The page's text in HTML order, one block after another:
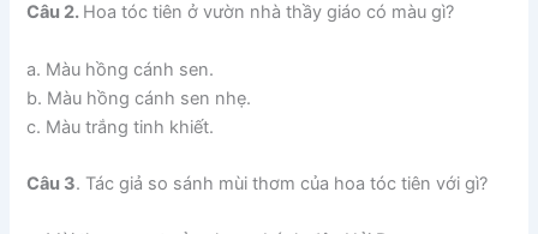
Câu 2. Hoa tóc tiên ở vườn nhà thầy giáo có màu gì?
a. Màu hồng cánh sen.
b. Màu hồng cánh sen nhẹ.
c. Màu trắng tinh khiết.
Câu 3. Tác giả so sánh mùi thơm của hoa tóc tiên với gì?